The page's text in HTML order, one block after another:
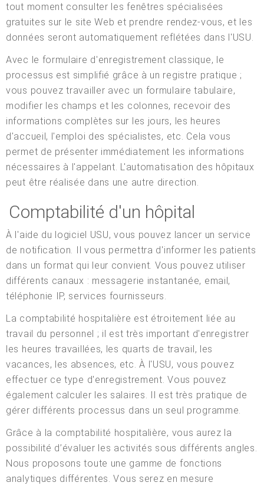
tout moment consulter les fenêtres spécialisées
gratuites sur le site Web et prendre rendez-vous, et les
données seront automatiquement reflétées dans l'USU.
Avec le formulaire d'enregistrement classique, le
processus est simplifié grâce à un registre pratique ;
vous pouvez travailler avec un formulaire tabulaire,
modifier les champs et les colonnes, recevoir des
informations complètes sur les jours, les heures
d'accueil, l'emploi des spécialistes, etc. Cela vous
permet de présenter immédiatement les informations
nécessaires à l'appelant. L'automatisation des hôpitaux
peut être réalisée dans une autre direction.
Comptabilité d'un hôpital
À l'aide du logiciel USU, vous pouvez lancer un service
de notification. Il vous permettra d'informer les patients
dans un format qui leur convient. Vous pouvez utiliser
différents canaux : messagerie instantanée, email,
téléphonie IP, services fournisseurs.
La comptabilité hospitalière est étroitement liée au
travail du personnel ; il est très important d'enregistrer
les heures travaillées, les quarts de travail, les
vacances, les absences, etc. À l'USU, vous pouvez
effectuer ce type d'enregistrement. Vous pouvez
également calculer les salaires. Il est très pratique de
gérer différents processus dans un seul programme.
Grâce à la comptabilité hospitalière, vous aurez la
possibilité d’évaluer les activités sous différents angles.
Nous proposons toute une gamme de fonctions
analytiques différentes. Vous serez en mesure